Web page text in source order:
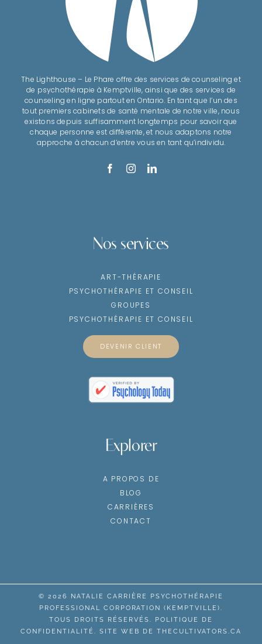
The Lighthouse – Le Phare offre des services de counseling et
de psychothérapie à Kemptville, ainsi que des services de
counseling en ligne partout en Ontario. En tant que l’un des
tout premiers cabinets de santé mentale de notre ville, nous
existons depuis suffisamment longtemps pour savoir que
chaque personne est différente, et nous adaptons notre
approche à chacun d’entre vous en tant qu’individu.
Nos services
ART-THÉRAPIE
PSYCHOTHÉRAPIE ET CONSEIL
GROUPES
PSYCHOTHÉRAPIE ET CONSEIL
DEVENIR CLIENT
Explorer
A PROPOS DE
BLOG
CARRIÈRES
CONTACT
© 2026 NATALIE CARRIÈRE PSYCHOTHÉRAPIE
PROFESSIONAL CORPORATION (KEMPTVILLE).
TOUS DROITS RÉSERVÉS. POLITIQUE DE
CONFIDENTIALITÉ. SITE WEB DE THECULTIVATORS.CA